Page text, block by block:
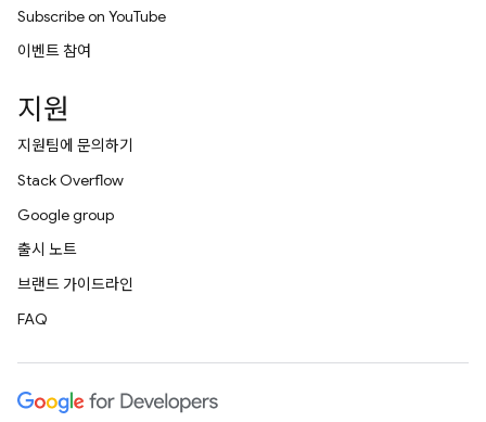
Subscribe on YouTube
이벤트 참여
지원
지원팀에 문의하기
Stack Overflow
Google group
출시 노트
브랜드 가이드라인
FAQ